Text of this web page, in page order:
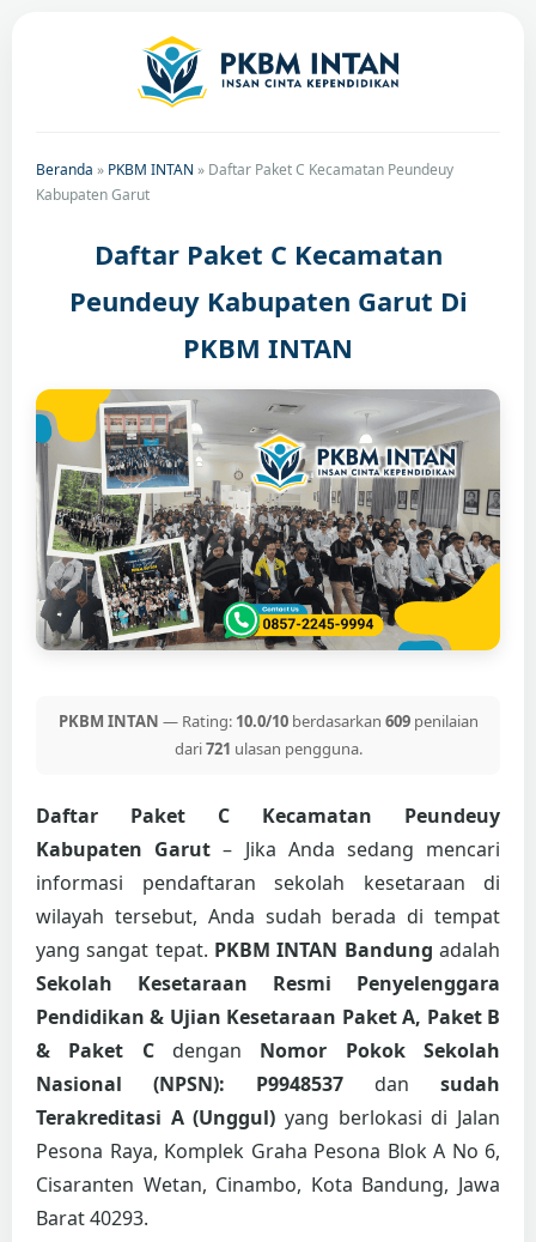
Beranda » PKBM INTAN » Daftar Paket C Kecamatan Peundeuy
Kabupaten Garut
Daftar Paket C Kecamatan
Peundeuy Kabupaten Garut Di
PKBM INTAN
PKBM INTAN — Rating: 10.0/10berdasarkan 609penilaian
dari721 ulasan pengguna.
Daftar Paket C Kecamatan Peundeuy
Kabupaten Garut – Jika Anda sedang mencari
informasi pendaftaran sekolah kesetaraan di
wilayah tersebut, Anda sudah berada di tempat
yang sangat tepat. PKBM INTAN Bandung adalah
Sekolah Kesetaraan Resmi Penyelenggara
Pendidikan & Ujian Kesetaraan Paket A, Paket B
& Paket Cdengan Nomor Pokok Sekolah
Nasional (NPSN): P9948537 dan sudah
Terakreditasi A (Unggul) yang berlokasi di Jalan
Pesona Raya, Komplek Graha Pesona Blok A No 6,
Cisaranten Wetan, Cinambo, Kota Bandung, Jawa
Barat 40293.